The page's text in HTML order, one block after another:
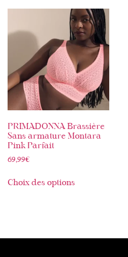
PRIMADONNA Brassière
Sans armature Montara
Pink Parfait
69,99€
Choix des options